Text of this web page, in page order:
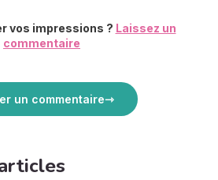
vos impressions ? Laissez un
commentaire
un commentaire